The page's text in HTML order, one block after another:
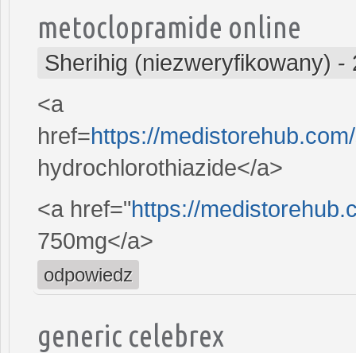
metoclopramide online
Sherihig (niezweryfikowany) -
<a
href=https://
hydrochlorothiazide</a>
<a href="https://
750mg</a>
odpowiedz
generic celebrex